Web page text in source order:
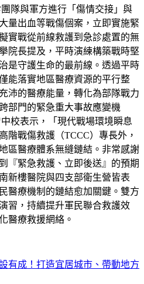
隊與軍方進行「傷情交接」與
量出血等戰傷個案，立即實施緊
實戰從前線救護到急診處置的無
院長提及，平時演練構築戰時堅
是守護生命的最前線。透過平時
能落實地區醫療資源的平行整
沛的醫療能量，轉化為部隊戰力
部門的緊急重大事故應變機
校表示，「現代戰場環境瞬息
階戰傷救護（TCCC）專長外，
區醫療體系無縫鏈結。非常感謝
『緊急救護、立即後送』的預期
新樓醫院與四支部衛生營皆表
醫療機制的鏈結愈加關鍵。雙方
習，持續提升軍民聯合救護效
醫療救援網絡。
有成！打造宜居城市、帶動地方